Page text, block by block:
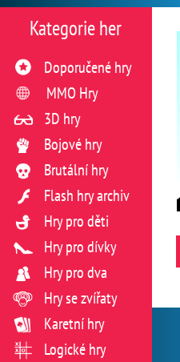
Kategorie her
Doporučené hry
MMO Hry
3D hry
Bojové hry
Brutální hry
Flash hry archiv
Hry pro děti
Hry pro dívky
Hry pro dva
Hry se zvířaty
Karetní hry
Logické hry